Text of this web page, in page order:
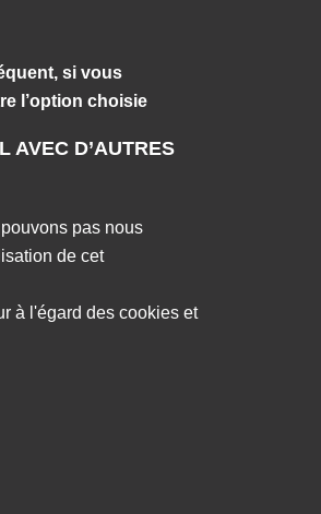
si vous
l’option choisie
AVEC D’AUTRES
pas nous
de cet
à l'égard des cookies et